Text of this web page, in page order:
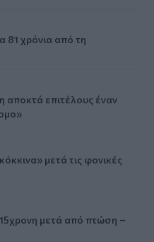
81 χρόνια από τη
αποκτά επιτέλους έναν
μετά τις φονικές
μετά από πτώση –